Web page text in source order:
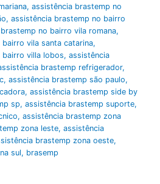
, assistência brastemp no
, assistência brastemp no bairro
no bairro vila romana,
vila santa catarina,
villa lobos, assistência
brastemp refrigerador,
, assistência brastemp são paulo,
, assistência brastemp side by
sp, assistência brastemp suporte,
, assistência brastemp zona
zona leste, assistência
brastemp zona oeste,
sul, brasemp